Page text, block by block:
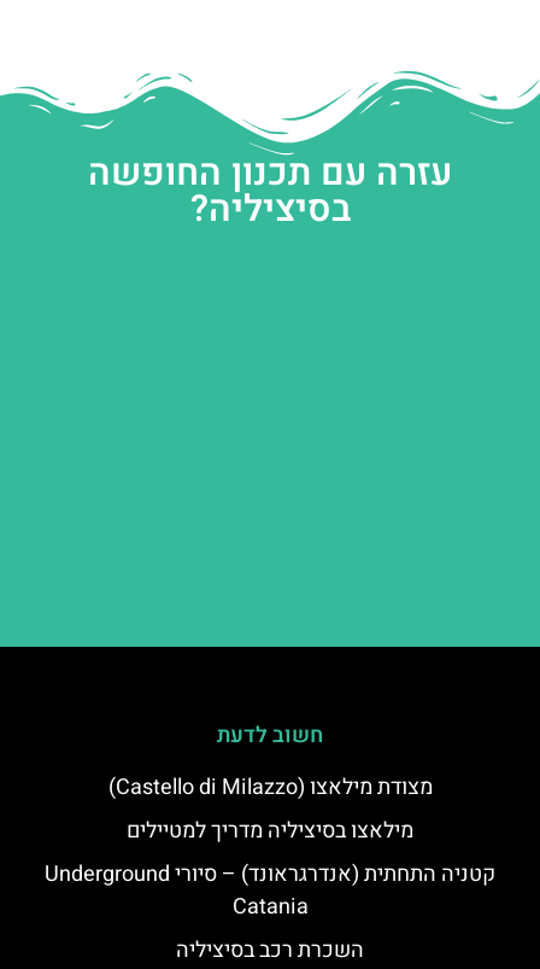
עזרה עם תכנון החופשה
בסיציליה?
חשוב לדעת
מצודת מילאצו (Castello di Milazzo)
מילאצו בסיציליה מדריך למטיילים
קטניה התחתית (אנדרגראונד) – סיורי Underground
Catania
השכרת רכב בסיציליה